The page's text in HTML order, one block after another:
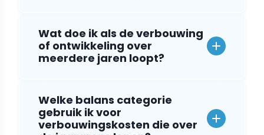
Wat doe ik als de verbouwing
of ontwikkeling over
meerdere jaren loopt?
Welke balans categorie
gebruik ik voor
verbouwingskosten die over